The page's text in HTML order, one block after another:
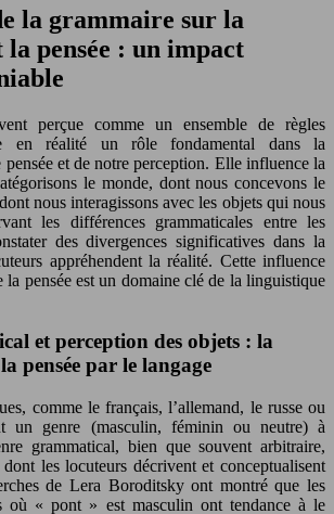
la grammaire sur la
pensée : un impact
perçue comme un ensemble de règles
en réalité un rôle fondamental dans la
et de notre perception. Elle influence la
le monde, dont nous concevons le
nous interagissons avec les objets qui nous
les différences grammaticales entre les
des divergences significatives dans la
appréhendent la réalité. Cette influence
la pensée est un domaine clé de la linguistique
et perception des objets : la
pensée par le langage
comme le français, l’allemand, le russe ou
un genre (masculin, féminin ou neutre) à
grammatical, bien que souvent arbitraire,
les locuteurs décrivent et conceptualisent
de Lera Boroditsky ont montré que les
où « pont » est masculin ont tendance à le